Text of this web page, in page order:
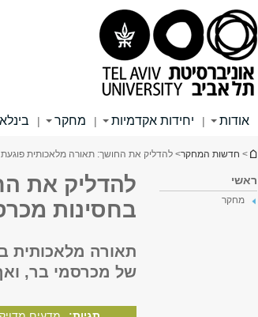
אודות | יחידות אקדמיות | מחקר |
הינך נמצא כאן
> חדשות המחקר> להדליק את החושך: תאורה מלאכותית
ראשי
מחקר
להדליק את
בחסינות
תאורה מלאכותית
של מכרסמי בר,